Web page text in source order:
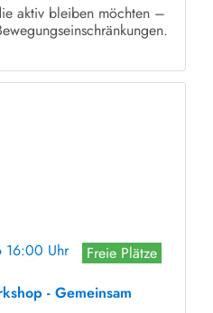
aktiv bleiben möchten –
16:00 Uhr
Freie Plätze
- Gemeinsam